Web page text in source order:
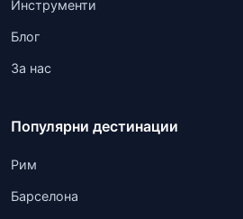
Инструменти
Блог
За нас
Популярни дестинации
Рим
Барселона